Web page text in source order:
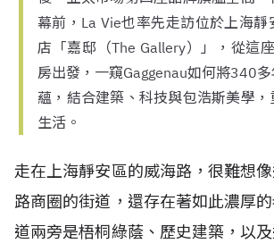
幕前，La Vie也率先走訪位於上海
店「嘉邸（The Gallery）」，從這
房出發，一窺Gaggenau如何將340
蘊，結合建築、科技與包浩斯美學
生活。
走在上海靜安區的威海路，很難想
路商圈的街道，還存在著如此濃厚
道兩旁是梧桐綠蔭、歷史建築，以